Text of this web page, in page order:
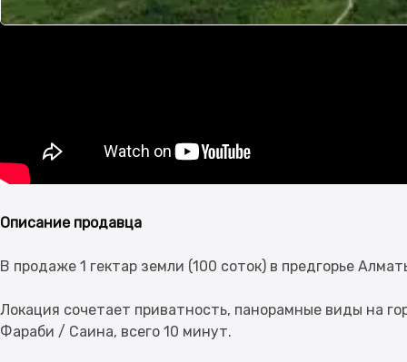
Описание продавца
В продаже 1 гектар земли (100 соток) в предгорье
Локация сочетает приватность, панорамные виды на
Фараби / Саина, всего 10 минут.